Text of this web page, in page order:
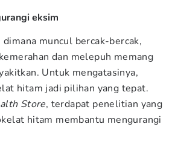
eksim
muncul bercak-bercak,
dan melepuh memang
Untuk mengatasinya,
hitam jadi pilihan yang tepat.
Store, terdapat penelitian yang
hitam membantu mengurangi